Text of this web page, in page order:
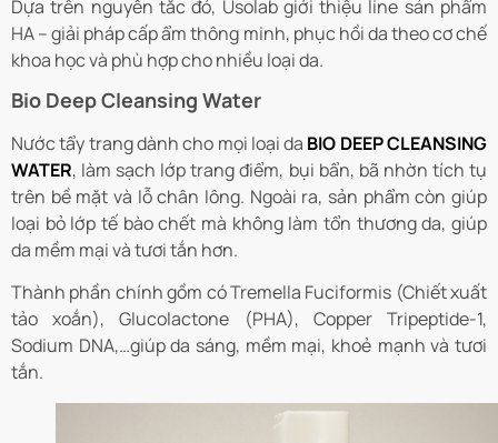
Dựa trên nguyên tắc đó, Usolab giới thiệu line sản phẩm
HA – giải pháp cấp ẩm thông minh, phục hồi da theo cơ chế
khoa học và phù hợp cho nhiều loại da.
Bio Deep Cleansing Water
Nước tẩy trang dành cho mọi loại da BIO DEEP CLEANSING
WATER, làm sạch lớp trang điểm, bụi bẩn, bã nhờn tích tụ
trên bề mặt và lỗ chân lông. Ngoài ra, sản phẩm còn giúp
loại bỏ lớp tế bào chết mà không làm tổn thương da, giúp
da mềm mại và tươi tắn hơn.
Thành phần chính gồm có Tremella Fuciformis (Chiết xuất
tảo xoắn), Glucolactone (PHA), Copper Tripeptide-1,
Sodium DNA,…giúp da sáng, mềm mại, khoẻ mạnh và tươi
tắn.